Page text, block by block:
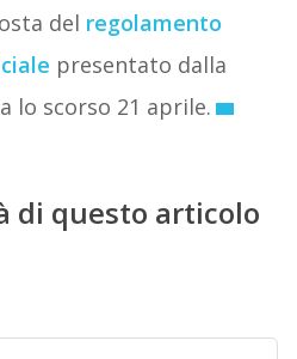
del regolamento
presentato dalla
lo scorso 21 aprile.
di questo articolo